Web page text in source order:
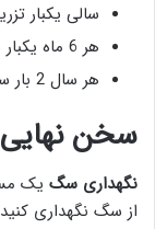
سالی یکبار
هر 6 ماه یکبار با پودر مخصوص سم پاشی کنید.
هر سال 2 بار سگ خود را با آب داغ و شامپو حمام کنید.
سخن نهایی
نگهداری سگ یک
از سگ نگهداری